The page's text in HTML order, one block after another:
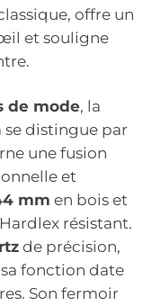
offre un
et souligne
de mode, la
se distingue par
une fusion
et
mm en bois et
résistant.
de précision,
fonction date
Son fermoir